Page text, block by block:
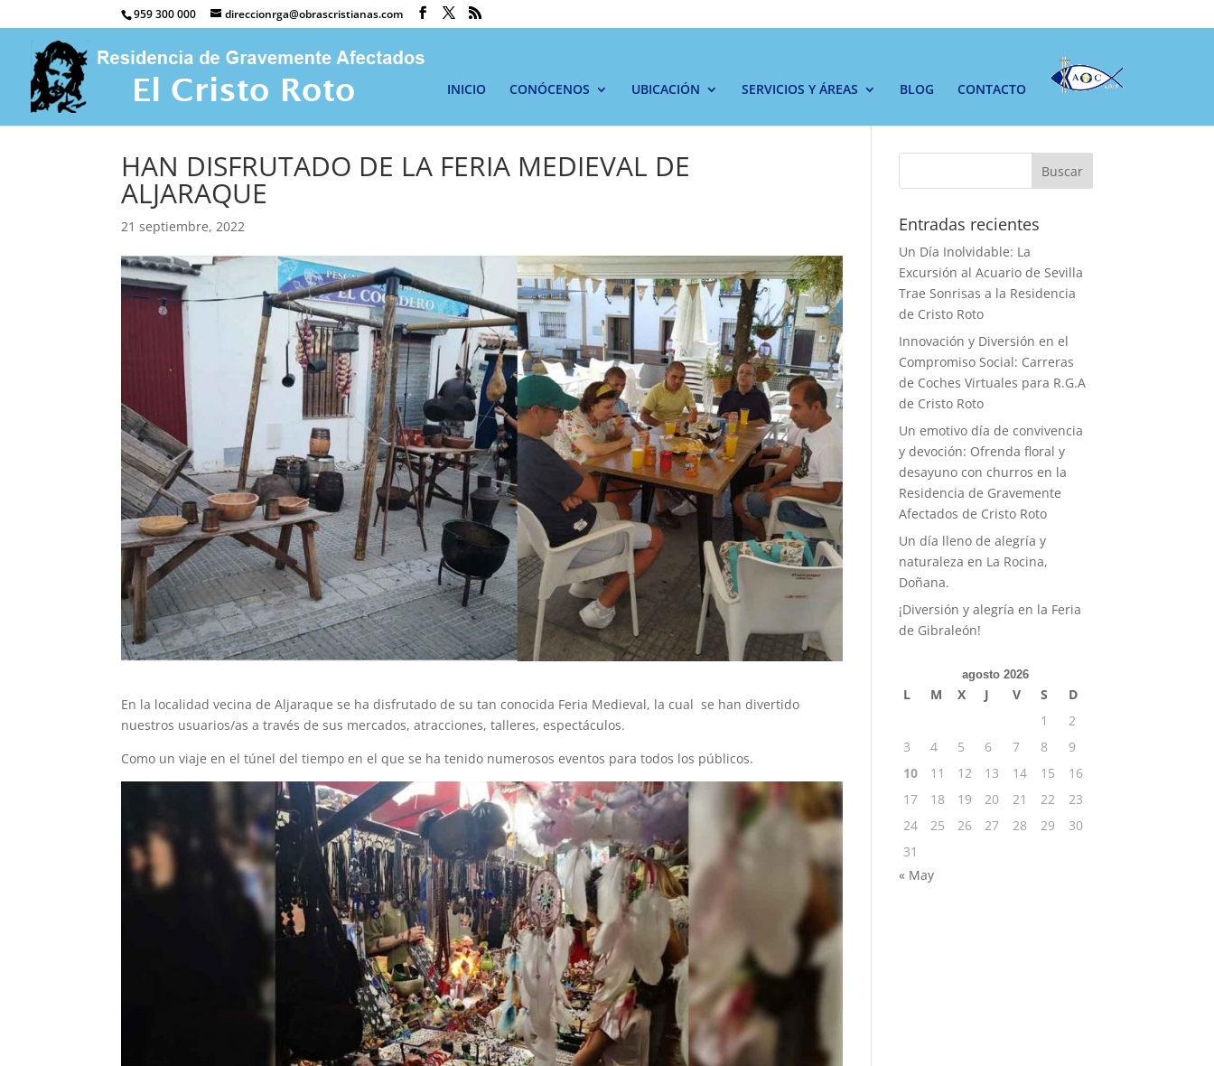
959 300 000 direccionrga@obrascristianas.com
INICIO CONÓCENOS UBICACIÓN SERVICIOS Y ÁREAS BLOG CONTACTO
HAN DISFRUTADO DE LA FERIA MEDIEVAL DE
ALJARAQUE
21 septiembre, 2022
En la localidad vecina de Aljaraque se ha disfrutado de su tan conocida Feria Medieval, la cual se han divertido
nuestros usuarios/as a través de sus mercados, atracciones, talleres, espectáculos.
Como un viaje en el túnel del tiempo en el que se ha tenido numerosos eventos para todos los públicos.
Buscar
Entradas recientes
Un Día Inolvidable: La
Excursión al Acuario de Sevilla
Trae Sonrisas a la Residencia
de Cristo Roto
Innovación y Diversión en el
Compromiso Social: Carreras
de Coches Virtuales para R.G.A
de Cristo Roto
Un emotivo día de convivencia
y devoción: Ofrenda floral y
desayuno con churros en la
Residencia de Gravemente
Afectados de Cristo Roto
Un día lleno de alegría y
naturaleza en La Rocina,
Doñana.
¡Diversión y alegría en la Feria
de Gibraleón!
agosto 2026
L M X J V S
D
1
2
3
4 5 6 7 8
9
10
11 12 13 14 15
16
17
18 19 20 21 22
23
24
25 26 27 28 29
30
31
« May